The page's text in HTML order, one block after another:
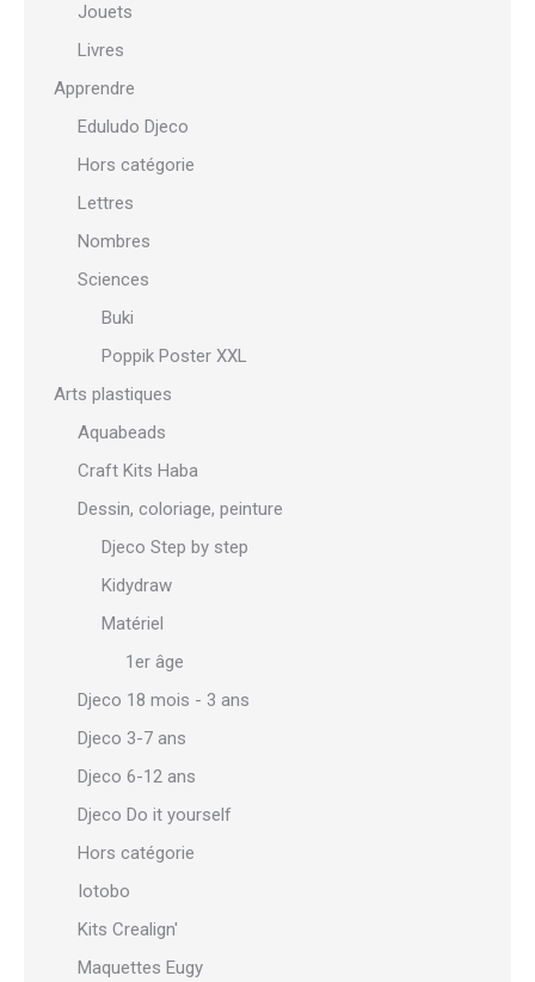
Jouets
Livres
Apprendre
Eduludo Djeco
Hors catégorie
Lettres
Nombres
Sciences
Buki
Poppik Poster XXL
Arts plastiques
Aquabeads
Craft Kits Haba
Dessin, coloriage, peinture
Djeco Step by step
Kidydraw
Matériel
1er âge
Djeco 18 mois - 3 ans
Djeco 3-7 ans
Djeco 6-12 ans
Djeco Do it yourself
Hors catégorie
Iotobo
Kits Crealign'
Maquettes Eugy